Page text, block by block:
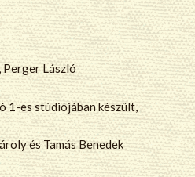
László
1-es stúdiójában készült,
és Tamás Benedek